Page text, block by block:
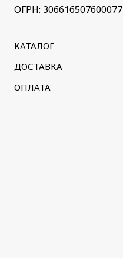
ОГРН: 306616507600077
КАТАЛОГ
ДОСТАВКА
ОПЛАТА